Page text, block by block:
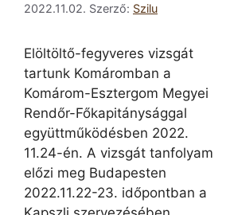
2022.11.02. Szerző: Szilu
Elöltöltő-fegyveres vizsgát
tartunk Komáromban a
Komárom-Esztergom Megyei
Rendőr-Főkapitánysággal
együttműködésben 2022.
11.24-én. A vizsgát tanfolyam
előzi meg Budapesten
2022.11.22-23. időpontban a